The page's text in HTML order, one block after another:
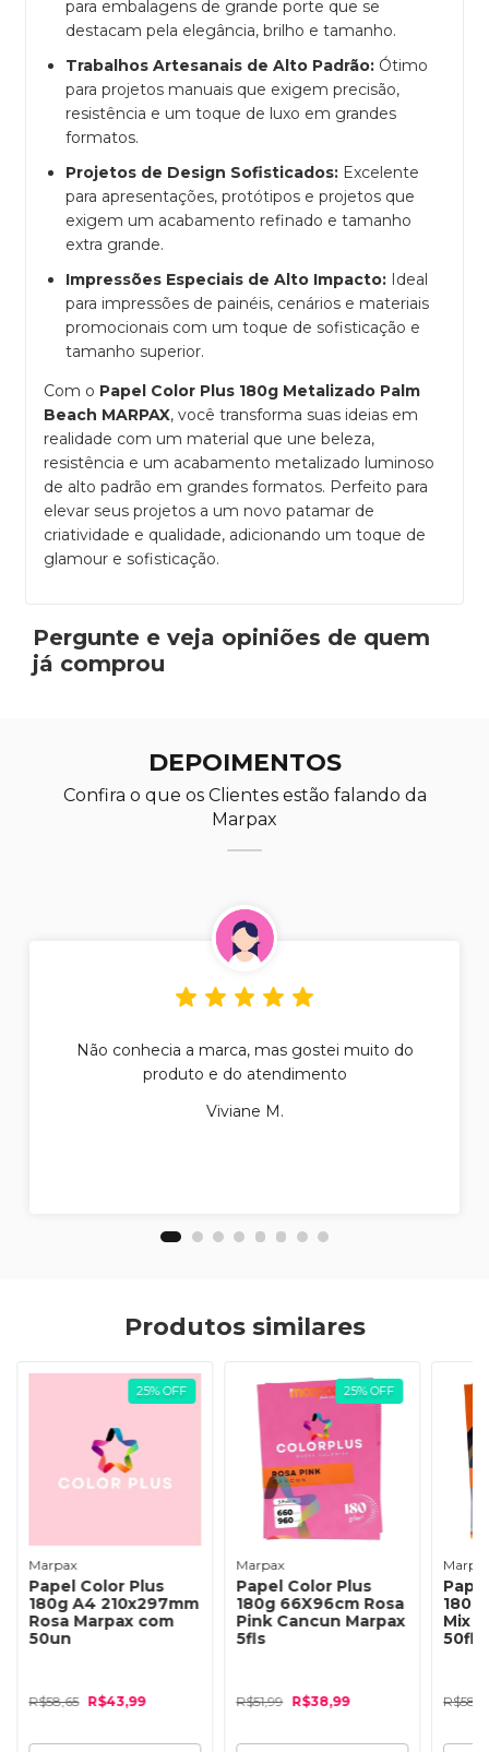
para embalagens de grande porte que se
destacam pela elegância, brilho e tamanho.
Trabalhos Artesanais de Alto Padrão: Ótimo
para projetos manuais que exigem precisão,
resistência e um toque de luxo em grandes
formatos.
Projetos de Design Sofisticados: Excelente
para apresentações, protótipos e projetos que
exigem um acabamento refinado e tamanho
extra grande.
Impressões Especiais de Alto Impacto: Ideal
para impressões de painéis, cenários e materiais
promocionais com um toque de sofisticação e
tamanho superior.
Com o Papel Color Plus 180g Metalizado Palm
Beach MARPAX, você transforma suas ideias em
realidade com um material que une beleza,
resistência e um acabamento metalizado luminoso
de alto padrão em grandes formatos. Perfeito para
elevar seus projetos a um novo patamar de
criatividade e qualidade, adicionando um toque de
glamour e sofisticação.
Pergunte e veja opiniões de quem
já comprou
DEPOIMENTOS
Confira o que os Clientes estão falando da
Marpax
Não conhecia a marca, mas gostei muito do
produto e do atendimento
Viviane M.
Produtos similares
25%OFF
Marpax
Papel Color Plus
180g A4 210x297mm
Rosa Marpax com
50un
R$58,65 R$43,99
25%OFF
Marpax
Papel Color Plus
180g 66X96cm Rosa
Pink Cancun Marpax
5fls
R$51,99 R$38,99
180g
Mix
50fls